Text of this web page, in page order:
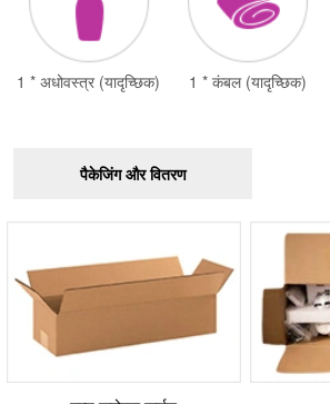
1 * अधोवस्त्र (यादृच्छिक) 1 * कंबल (यादृच्छिक)
पैकेजिंग और वितरण